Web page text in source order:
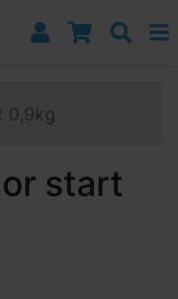
0,9kg
start